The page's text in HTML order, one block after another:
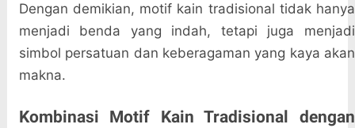
Dengan demikian, motif kain tradisional tidak hanya
menjadi benda yang indah, tetapi juga menjadi
simbol persatuan dan keberagaman yang kaya akan
makna.
Kombinasi Motif Kain Tradisional dengan